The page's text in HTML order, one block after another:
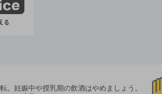
。 妊娠中や授乳期の飲酒はやめましょう。